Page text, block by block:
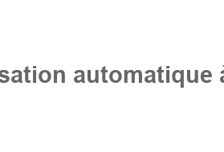
automatique